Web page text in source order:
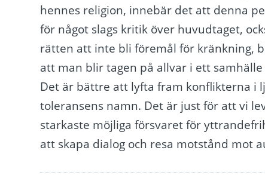
hennes religion, innebär det att denna
för något slags kritik över huvudtaget,
rätten att inte bli föremål för kränkning,
att man blir tagen på allvar i ett
Det är bättre att lyfta fram konflikterna i
toleransens namn. Det är just för att vi
starkaste möjliga försvaret för
att skapa dialog och resa motstånd mot